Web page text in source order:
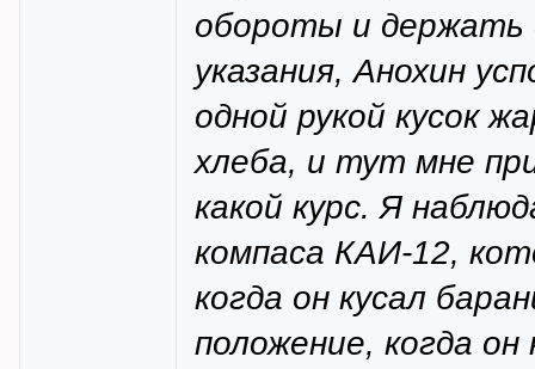
обороты и держать
указания, Анохин
одной рукой кусок
хлеба, и тут мне
какой курс. Я
компаса КАИ-12,
когда он кусал
положение, когда